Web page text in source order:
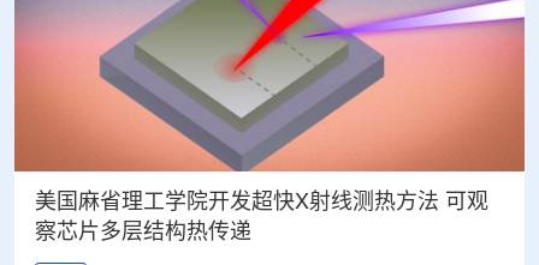
美国麻省理工学院开发超快X射线测热方法 可观
察芯片多层结构热传递